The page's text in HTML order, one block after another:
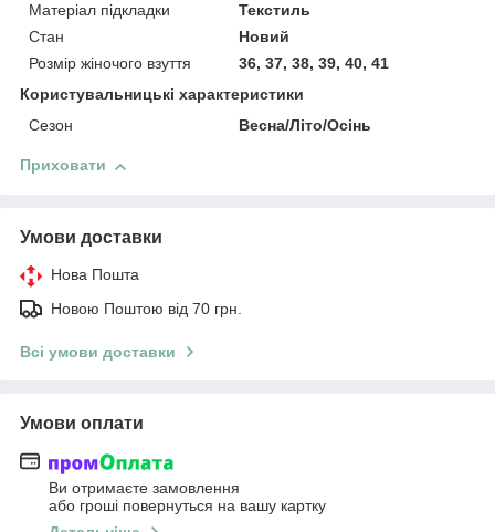
Матеріал підкладки
Текстиль
Стан
Новий
Розмір жіночого взуття
36, 37, 38, 39, 40, 41
Користувальницькі характеристики
Сезон
Весна/Літо/Осінь
Приховати
Умови доставки
Нова Пошта
Новою Поштою від 70 грн.
Всі умови доставки
Умови оплати
Ви отримаєте замовлення
або гроші повернуться на вашу картку